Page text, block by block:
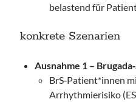
belastend für
konkrete Szenarien
Ausnahme 1 –
BrS‑Patient*innen
Arrhythmierisiko